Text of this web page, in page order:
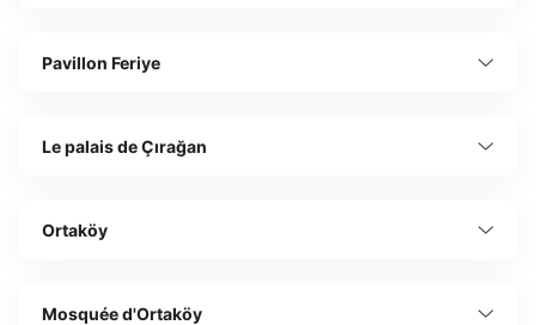
Pavillon Feriye
Le palais de Çırağan
Ortaköy
Mosquée d'Ortaköy